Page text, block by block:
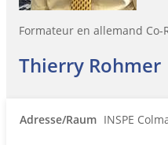
Formateur en allemand
Thierry Rohmer
Adresse/Raum INSPE